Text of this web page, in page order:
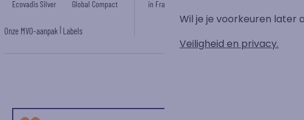
Ecovadis Silver
Global Compact
Onze MVO-aanpak | Labels
in Frankrijk
Wil je je voorkeuren later
Veiligheid en privacy.